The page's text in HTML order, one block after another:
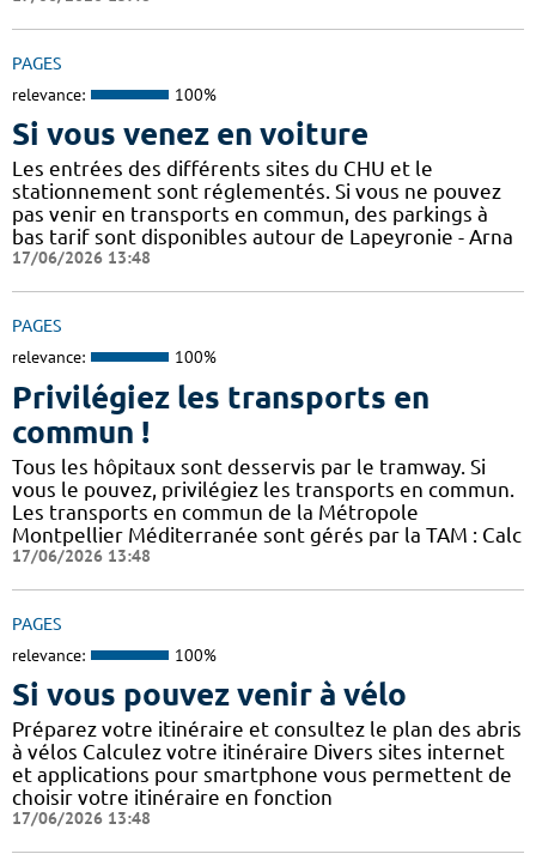
PAGES
relevance: 100%
Si vous venez en voiture
Les entrées des différents sites du CHU et le
stationnement sont réglementés. Si vous ne pouvez
pas venir en transports en commun, des parkings à
bas tarif sont disponibles autour de Lapeyronie - Arna
17/06/2026 13:48
PAGES
relevance: 100%
Privilégiez les transports en
commun !
Tous les hôpitaux sont desservis par le tramway. Si
vous le pouvez, privilégiez les transports en commun.
Les transports en commun de la Métropole
Montpellier Méditerranée sont gérés par la TAM : Calc
17/06/2026 13:48
PAGES
relevance: 100%
Si vous pouvez venir à vélo
Préparez votre itinéraire et consultez le plan des abris
à vélos Calculez votre itinéraire Divers sites internet
et applications pour smartphone vous permettent de
choisir votre itinéraire en fonction
17/06/2026 13:48